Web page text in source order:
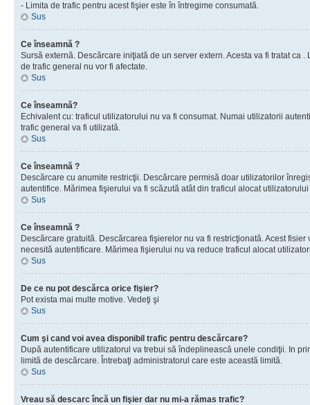
- Limita de trafic pentru acest fişier este în întregime consumată.
Sus
Ce înseamnă ?
Sursă externă. Descărcare iniţiată de un server extern. Acesta va fi tratat ca
de trafic general nu vor fi afectate.
Sus
Ce înseamnă?
Echivalent cu: traficul utilizatorului nu va fi consumat. Numai utilizatorii
trafic general va fi utilizată.
Sus
Ce înseamnă ?
Descărcare cu anumite restricţii. Descărcare permisă doar utilizatorilor
autentifice. Mărimea fişierului va fi scăzută atât din traficul alocat
Sus
Ce înseamnă ?
Descărcare gratuită. Descărcarea fişierelor nu va fi restricţionată. Acest
necesită autentificare. Mărimea fişierului nu va reduce traficul alocat
Sus
De ce nu pot descărca orice fişier?
Pot exista mai multe motive. Vedeţi şi
Sus
Cum şi cand voi avea disponibil trafic pentru descărcare?
După autentificare utilizatorul va trebui să îndeplinească unele condiţii. In
limită de descărcare. Întrebaţi administratorul care este această limită.
Sus
Vreau să descarc încă un fişier dar nu mi-a rămas trafic?